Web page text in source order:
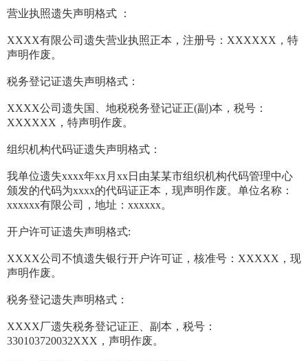
营业执照遗失声明格式 ：
XXXX有限公司遗失营业执照正本，注册号：XXXXXX，特
声明作废。
税务登记证遗失声明格式：
XXXX公司遗失国、地税税务登记证正(副)本，税号：
XXXXXX，特声明作废。
组织机构代码证遗失声明格式：
我单位遗失xxxx年xx月xx日由某某市组织机构代码管理中心
颁发的代码为xxxx的代码证正本，现声明作废。单位名称：
xxxxxx有限公司，地址：xxxxxx。
开户许可证遗失声明格式:
XXXX公司不慎遗失银行开户许可证，核准号：XXXXX，现
声明作废。
税务登记遗失声明格式：
XXXX厂遗失税务登记证正、副本，税号：
330103720032XXX，声明作废。